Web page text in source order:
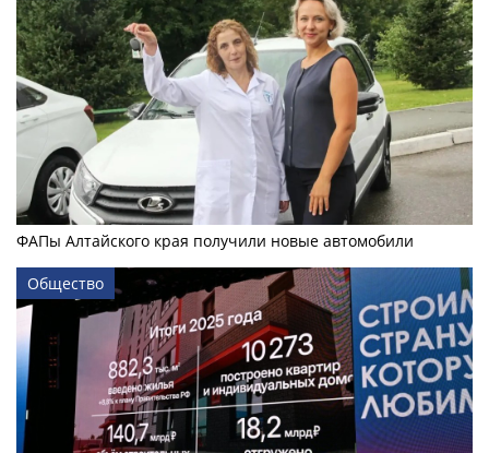
ФАПы Алтайского края получили новые автомобили
Общество